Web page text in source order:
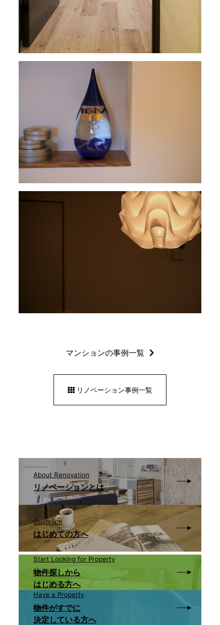
マンションの事例一覧
リノベーション事例一覧
About Renovation
リノベーションとは
Guideline
はじめての方へ
Start Looking for Property
物件探しから
はじめる方へ
Have a Property
物件がすでに
決定している方へ